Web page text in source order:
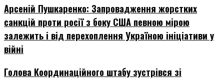
Арсеній Пушкаренко: Запровадження жорстких
санкцій проти росії з боку США певною мірою
залежить і від перехоплення Україною ініціативи у
війні
Голова Координаційного штабу зустрівся зі